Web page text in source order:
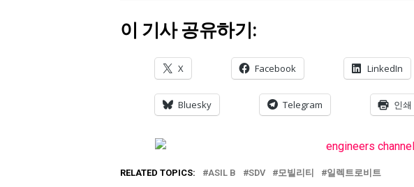
이 기사 공유하기:
X Facebook LinkedIn
Bluesky Telegram 인쇄
RELATED TOPICS: ASIL B SDV 모빌리티 일렉트로비트